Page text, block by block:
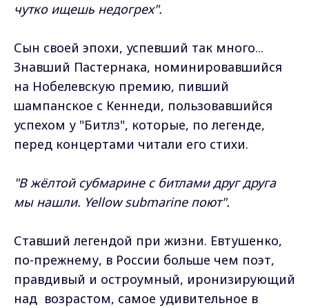
чутко ищешь недогрех".
Сын своей эпохи, успевший так много...
Знавший Пастернака, номинировавшийся
на Нобелевскую премию, пивший
шампанское с Кеннеди, пользовавшийся
успехом у "Битлз", которые, по легенде,
перед концертами читали его стихи.
"В жёлтой субмарине с битлами друг друга
мы нашли. Yellow submarine поют".
Ставший легендой при жизни. Евтушенко,
по-прежнему, в России больше чем поэт,
правдивый и остроумный, иронизирующий
над возрастом, самое удивительное в